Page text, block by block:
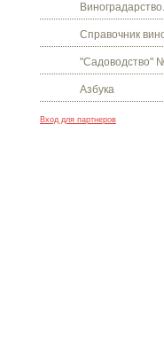
Виноградарство.
Справочник
"Садоводство"
Азбука
Вход для партнеров